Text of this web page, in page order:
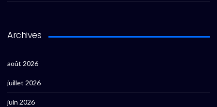
Archives
août 2026
juillet 2026
juin 2026